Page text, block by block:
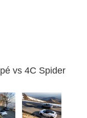
vs 4C Spider